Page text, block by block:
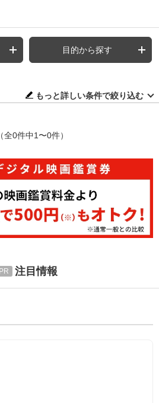
目的から探す
もっと詳しい条件で絞り込む
（全0件中1〜0件）
注目情報